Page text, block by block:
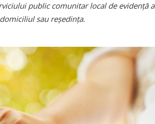
public comunitar local de evidenţă a
sau reşedinţa.